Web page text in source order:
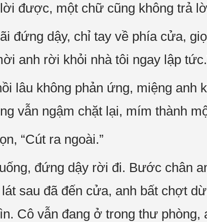
được, một chữ cũng không trả
đứng dậy, chỉ tay về phía cửa,
anh rời khỏi nhà tôi ngay lập
lâu không phản ứng, miệng anh
vẫn ngậm chặt lại, mím thành
“Cút ra ngoài.”
đứng dậy rời đi. Bước chân
sau đã đến cửa, anh bất chợt
Cô vẫn đang ở trong thư phòng,